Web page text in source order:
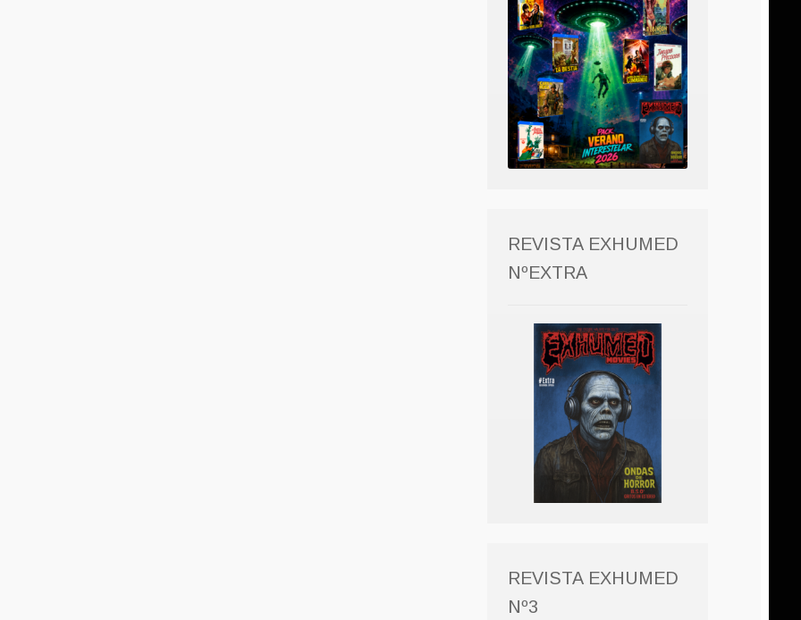
REVISTA EXHUMED
NºEXTRA
REVISTA EXHUMED
Nº3